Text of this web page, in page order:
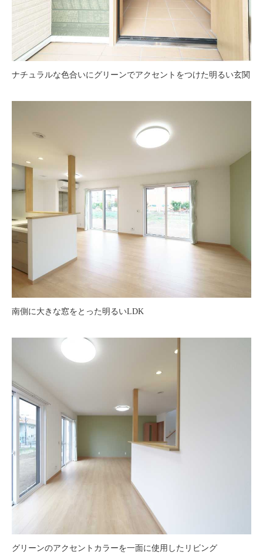
ナチュラルな色合いにグリーンでアクセントをつけた明るい玄関
南側に大きな窓をとった明るいLDK
グリーンのアクセントカラーを一面に使用したリビング